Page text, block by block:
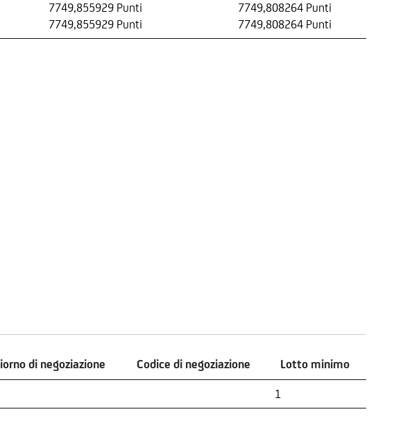
7749,855929 Punti
7749,855929 Punti
7749,808264 Punti
7749,808264 Punti
di negoziazione Codice di negoziazione
Lotto minimo
di negoziazione 1